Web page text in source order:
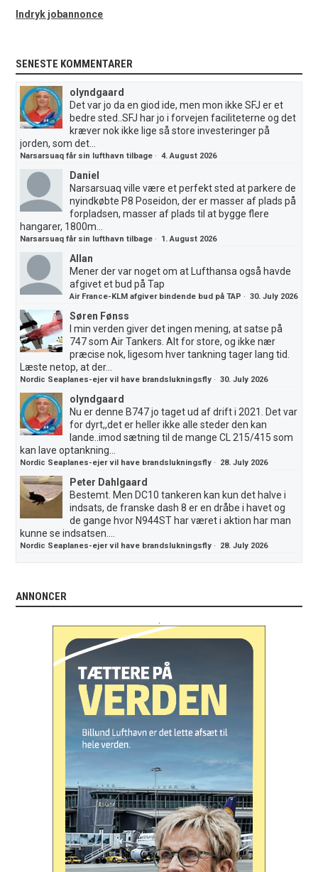
Indryk jobannonce
SENESTE KOMMENTARER
olyndgaard
Det var jo da en giod ide, men mon ikke SFJ er et
bedre sted..SFJ har jo i forvejen faciliteterne og det
kræver nok ikke lige så store investeringer på
jorden, som det...
Narsarsuaq får sin lufthavn tilbage ·4. August 2026
Daniel
Narsarsuaq ville være et perfekt sted at parkere de
nyindkøbte P8 Poseidon, der er masser af plads på
forpladsen, masser af plads til at bygge flere
hangarer, 1800m...
Narsarsuaq får sin lufthavn tilbage · 1. August 2026
Allan
Mener der var noget om at Lufthansa også havde
afgivet et bud på Tap
Air France-KLM afgiver bindende bud på TAP ·30. July 2026
Søren Fønss
I min verden giver det ingen mening, at satse på
747 som Air Tankers. Alt for store, og ikke nær
præcise nok, ligesom hver tankning tager lang tid.
Læste netop, at der...
Nordic Seaplanes-ejer vil have brandslukningsfly ·30. July 2026
olyndgaard
Nu er denne B747 jo taget ud af drift i 2021. Det var
for dyrt,,det er heller ikke alle steder den kan
lande..imod sætning til de mange CL 215/415 som
kan lave optankning...
Nordic Seaplanes-ejer vil have brandslukningsfly · 28. July 2026
Peter Dahlgaard
Bestemt. Men DC10 tankeren kan kun det halve i
indsats, de franske dash 8 er en dråbe i havet og
de gange hvor N944ST har været i aktion har man
kunne se indsatsen....
Nordic Seaplanes-ejer vil have brandslukningsfly · 28. July 2026
ANNONCER